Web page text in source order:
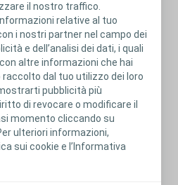
il nostro traffico.
relative al tuo
i nostri partner nel campo dei
e dell’analisi dei dati, i quali
altre informazioni che hai
dal tuo utilizzo dei loro
pubblicità più
di revocare o modificare il
momento cliccando su
ulteriori informazioni,
sui cookie e l’Informativa